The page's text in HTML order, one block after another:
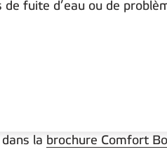
fuite d’eau ou de
la brochure Comfort